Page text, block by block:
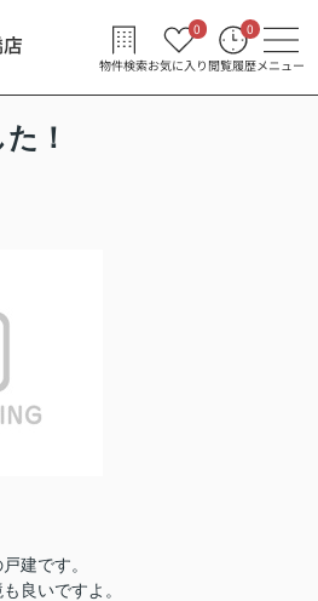
物件検索お気に入り
0
閲覧履歴
0
メニュー
！
建です。
良いですよ。